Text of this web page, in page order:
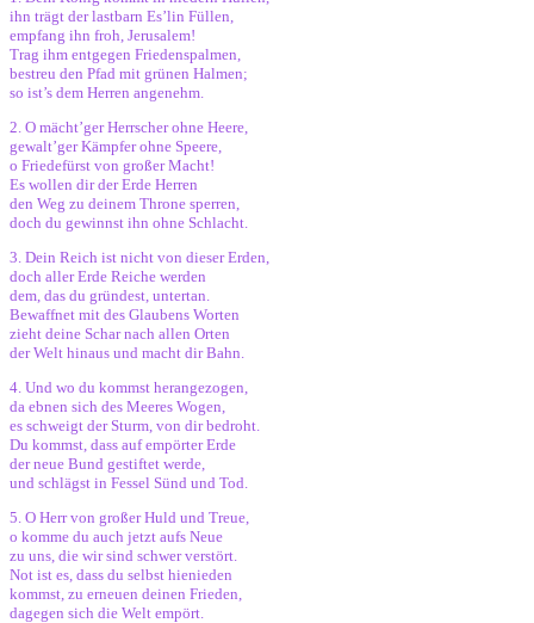
ihn trägt der lastbarn Es’lin Füllen,
empfang ihn froh, Jerusalem!
Trag ihm entgegen Friedenspalmen,
bestreu den Pfad mit grünen Halmen;
so ist’s dem Herren angenehm.
2. O mächt’ger Herrscher ohne Heere,
gewalt’ger Kämpfer ohne Speere,
o Friedefürst von großer Macht!
Es wollen dir der Erde Herren
den Weg zu deinem Throne sperren,
doch du gewinnst ihn ohne Schlacht.
3. Dein Reich ist nicht von dieser Erden,
doch aller Erde Reiche werden
dem, das du gründest, untertan.
Bewaffnet mit des Glaubens Worten
zieht deine Schar nach allen Orten
der Welt hinaus und macht dir Bahn.
4. Und wo du kommst herangezogen,
da ebnen sich des Meeres Wogen,
es schweigt der Sturm, von dir bedroht.
Du kommst, dass auf empörter Erde
der neue Bund gestiftet werde,
und schlägst in Fessel Sünd und Tod.
5. O Herr von großer Huld und Treue,
o komme du auch jetzt aufs Neue
zu uns, die wir sind schwer verstört.
Not ist es, dass du selbst hienieden
kommst, zu erneuen deinen Frieden,
dagegen sich die Welt empört.